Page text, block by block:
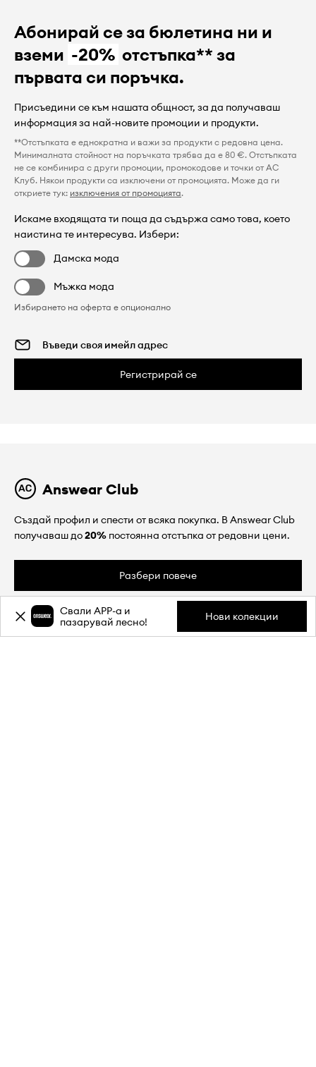
Абонирай се за бюлетина ни и
вземи -20% отстъпка** за
първата си поръчка.
Присъедини се към нашата общност, за да получаваш
информация за най-новите промоции и продукти.
**Отстъпката е еднократна и важи за продукти с редовна цена.
Минималната стойност на поръчката трябва да е 80 €. Отстъпката
не се комбинира с други промоции, промокодове и точки от AC
Клуб. Някои продукти са изключени от промоцията. Може да ги
откриете тук: изключения от промоцията.
Искаме входящата ти поща да съдържа само това, което
наистина те интересува. Избери:
Дамска мода
Мъжка мода
Избирането на оферта е опционално
Регистрирай се
Answear Club
Създай профил и спести от всяка покупка. В Answear Club
получаваш до20% постоянна отстъпка от редовни цени.
Разбери повече
Свали APP-a и
пазарувай лесно!
Нови колекции